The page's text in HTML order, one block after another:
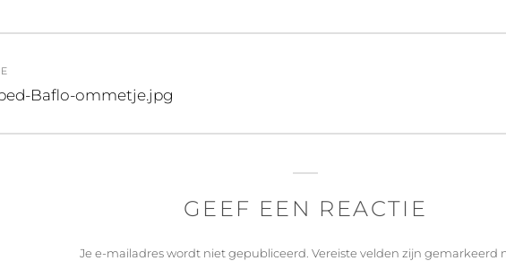
Baflo-ommetje.jpg
GEEF EEN REACTIE
Je e-mailadres wordt niet gepubliceerd. Vereiste velden zijn gemarkeerd